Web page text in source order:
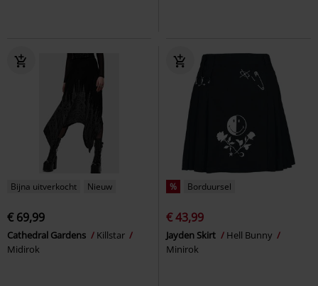
Bijna uitverkocht Nieuw
€ 69,99
Cathedral Gardens
Killstar
Midirok
% Borduursel
€ 43,99
Jayden Skirt
Hell Bunny
Minirok